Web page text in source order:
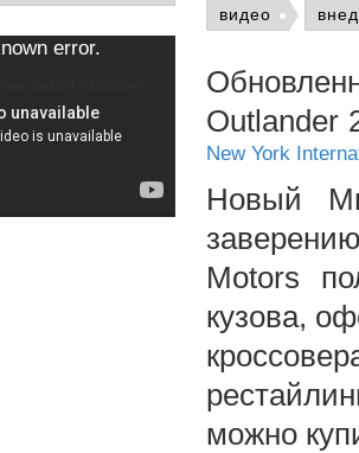
видео
Outlander
New York
Новый
Motors
кузова,
можно
error.